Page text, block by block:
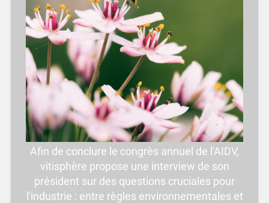
Afin de conclure le congrès annuel de l'AIDV,
vitisphère propose une interview de son
président sur des questions cruciales pour
l'industrie : entre règles environnementales et